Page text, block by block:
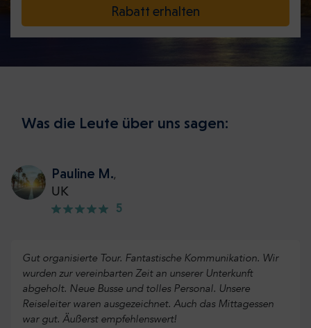
Rabatt erhalten
Was die Leute über uns sagen:
Pauline M.,
UK
5
Gut organisierte Tour. Fantastische Kommunikation. Wir
wurden zur vereinbarten Zeit an unserer Unterkunft
abgeholt. Neue Busse und tolles Personal. Unsere
Reiseleiter waren ausgezeichnet. Auch das Mittagessen
war gut. Äußerst empfehlenswert!